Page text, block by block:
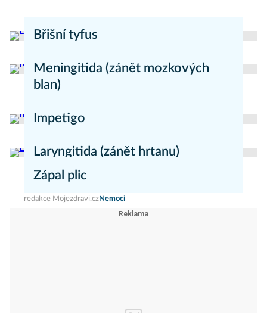
Břišní tyfus
Meningitida (zánět mozkových
blan)
Impetigo
Laryngitida (zánět hrtanu)
redakce Mojezdravi.cz
Zápal plic
redakce Mojezdravi.czNemoci